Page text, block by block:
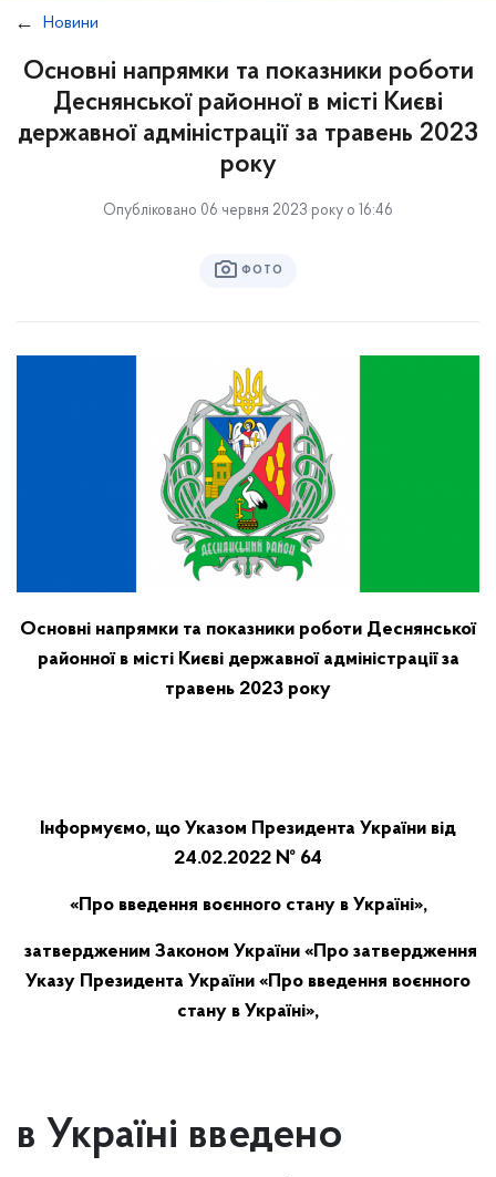
Новини
Основні напрямки та показники роботи
Деснянської районної в місті Києві
державної адміністрації за травень 2023
року
Опубліковано 06 червня 2023 року о 16:46
ФОТО
Основні напрямки та показники роботи Деснянської
районної в місті Києві державної адміністраціїза
травень 2023 року
Інформуємо, що Указом Президента України від
24.02.2022 № 64
«Про введення воєнного стану в Україні»,
затвердженим Законом України «Про затвердження
Указу Президента України «Про введення воєнного
стану в Україні»,
в Україні введено